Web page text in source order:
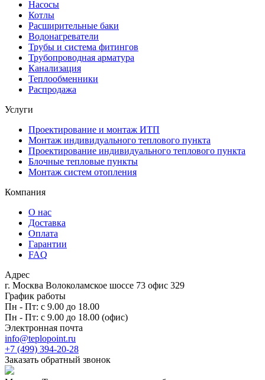
Насосы
Котлы
Расширительные баки
Водонагреватели
Трубы и система фитингов
Трубопроводная арматура
Канализация
Теплообменники
Распродажа
Услуги
Проектирование и монтаж ИТП
Монтаж индивидуального теплового пункта
Проектирование индивидуального теплового пункта
Блочные тепловые пункты
Монтаж систем отопления
Компания
О нас
Доставка
Оплата
Гарантии
FAQ
Адрес
г. Москва Волоколамское шоссе 73 офис 329
График работы
Пн - Пт: с 9.00 до 18.00
Пн - Пт: с 9.00 до 18.00 (офис)
Электронная почта
info@teplopoint.ru
+7 (499) 394-20-28
Заказать обратный звонок